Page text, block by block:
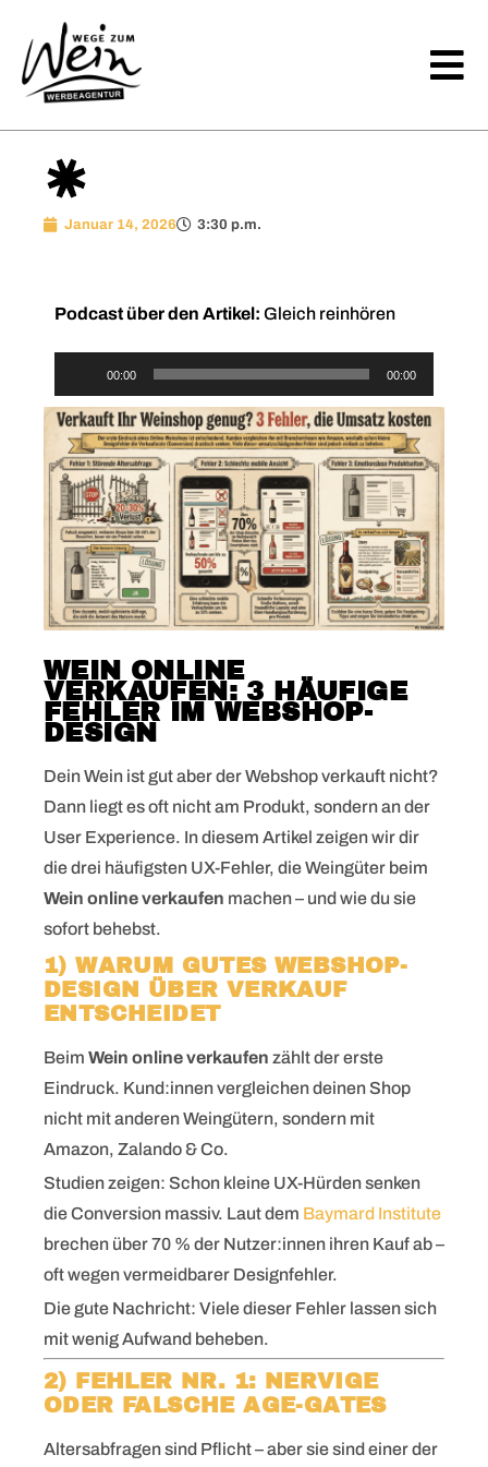
Januar 14, 2026 3:30 p.m.
Podcast über den Artikel: Gleich reinhören
Player
00:00 00:00
WEIN ONLINE
VERKAUFEN: 3 HÄUFIGE
FEHLER IM WEBSHOP-
DESIGN
Dein Wein ist gut aber der Webshop verkauft nicht?
Dann liegt es oft nicht am Produkt, sondern an der
User Experience. In diesem Artikel zeigen wir dir
die drei häufigsten UX-Fehler, die Weingüter beim
Wein online verkaufen machen – und wie du sie
sofort behebst.
1) WARUM GUTES WEBSHOP-
DESIGN ÜBER VERKAUF
ENTSCHEIDET
Beim Wein online verkaufen zählt der erste
Eindruck. Kund:innen vergleichen deinen Shop
nicht mit anderen Weingütern, sondern mit
Amazon, Zalando & Co.
Studien zeigen: Schon kleine UX-Hürden senken
die Conversion massiv. Laut dem Baymard Institute
brechen über 70 % der Nutzer:innen ihren Kauf ab –
oft wegen vermeidbarer Designfehler.
Die gute Nachricht: Viele dieser Fehler lassen sich
mit wenig Aufwand beheben.
2) FEHLER NR. 1: NERVIGE
ODER FALSCHE AGE-GATES
Altersabfragen sind Pflicht – aber sie sind einer der